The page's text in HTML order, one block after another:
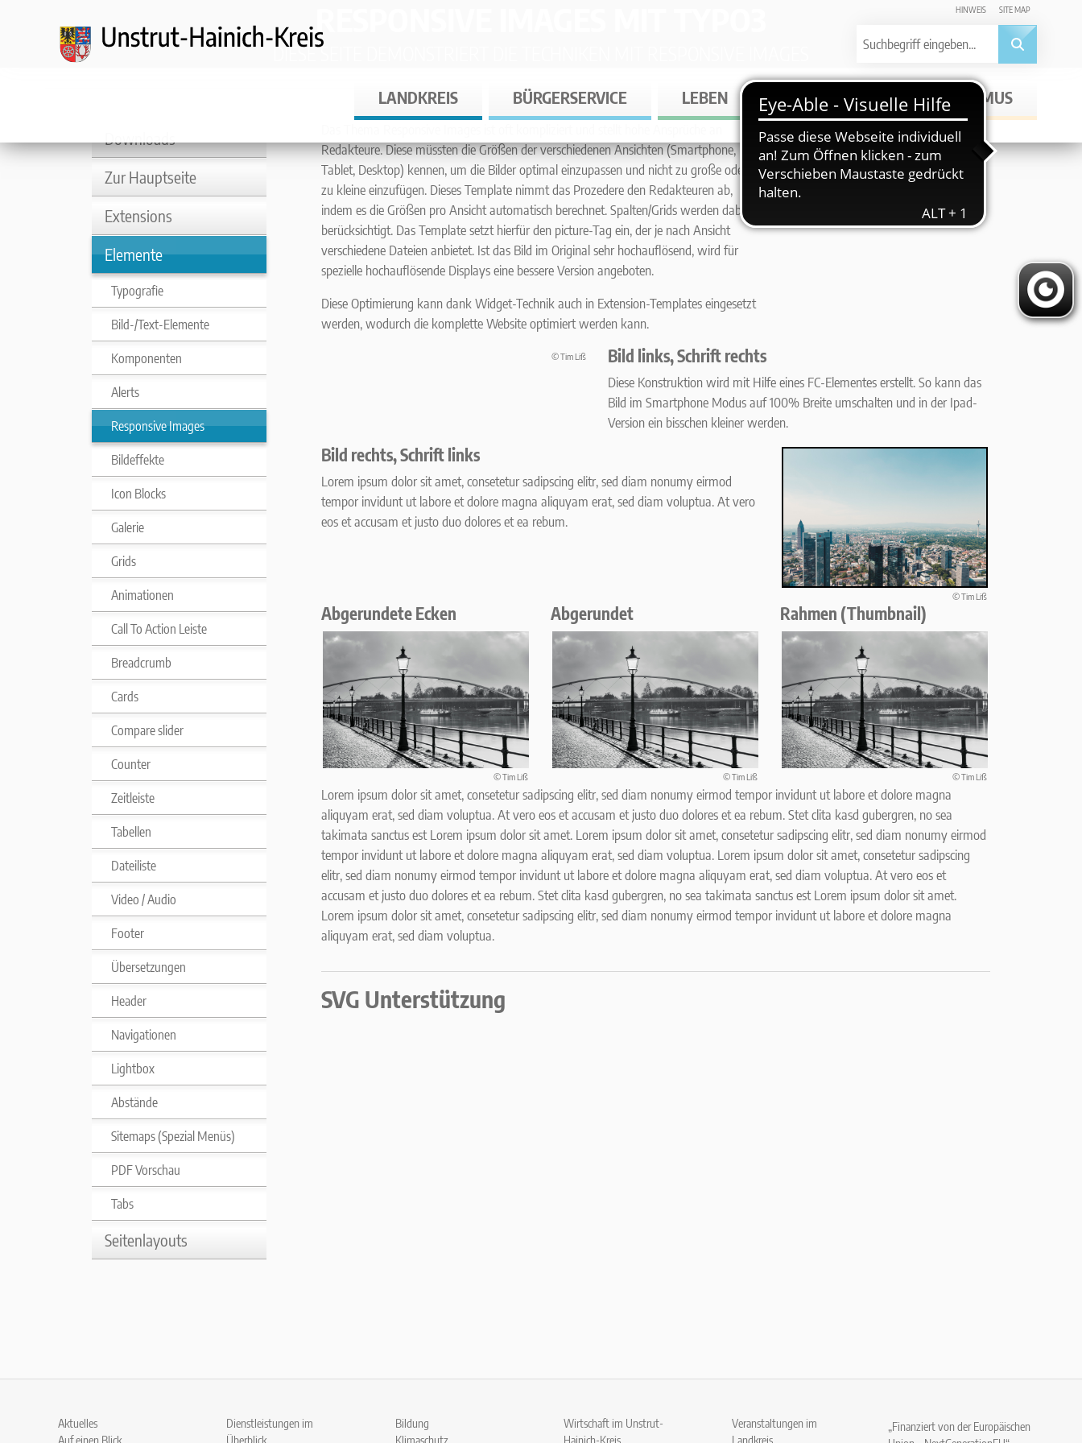
HINWEIS SITE MAP
LANDKREIS BÜRGERSERVICE LEBEN WIRTSCHAFT TOURISMUS
DIESE SEITE DEMONSTRIERT DIE TECHNIKEN MIT RESPONSIVE IMAGES
Redakteure. Diese müssten die Größen der verschiedenen Ansichten (Smartphone,
Tablet, Desktop) kennen, um die Bilder optimal einzupassen und nicht zu große oder
zu kleine einzufügen. Dieses Template nimmt das Prozedere den Redakteuren ab,
indem es die Größen pro Ansicht automatisch berechnet. Spalten/Grids werden dabei
berücksichtigt. Das Template setzt hierfür den picture-Tag ein, der je nach Ansicht
verschiedene Dateien anbietet. Ist das Bild im Original sehr hochauflösend, wird für
spezielle hochauflösende Displays eine bessere Version angeboten.
Diese Optimierung kann dank Widget-Technik auch in Extension-Templates eingesetzt
werden, wodurch die komplette Website optimiert werden kann.
Mehrfach gerendert und optimierte Bilddateien für
Ausgabegeräte pro Bild
© Tim Liß Bild links, Schrift rechts
Diese Konstruktion wird mit Hilfe eines FC-Elementes erstellt. So kann das
Bild im Smartphone Modus auf 100% Breite umschalten und in der Ipad-
Version ein bisschen kleiner werden.
Bild rechts, Schrift links
Lorem ipsum dolor sit amet, consetetur sadipscing elitr, sed diam nonumy eirmod
tempor invidunt ut labore et dolore magna aliquyam erat, sed diam voluptua. At vero
eos et accusam et justo duo dolores et ea rebum.
© Tim Liß
Abgerundete Ecken
© Tim Liß
Abgerundet
© Tim Liß
Rahmen (Thumbnail)
© Tim Liß
Lorem ipsum dolor sit amet, consetetur sadipscing elitr, sed diam nonumy eirmod tempor invidunt ut labore et dolore magna
aliquyam erat, sed diam voluptua. At vero eos et accusam et justo duo dolores et ea rebum. Stet clita kasd gubergren, no sea
takimata sanctus est Lorem ipsum dolor sit amet. Lorem ipsum dolor sit amet, consetetur sadipscing elitr, sed diam nonumy eirmod
tempor invidunt ut labore et dolore magna aliquyam erat, sed diam voluptua. Lorem ipsum dolor sit amet, consetetur sadipscing
elitr, sed diam nonumy eirmod tempor invidunt ut labore et dolore magna aliquyam erat, sed diam voluptua. At vero eos et
accusam et justo duo dolores et ea rebum. Stet clita kasd gubergren, no sea takimata sanctus est Lorem ipsum dolor sit amet.
Lorem ipsum dolor sit amet, consetetur sadipscing elitr, sed diam nonumy eirmod tempor invidunt ut labore et dolore magna
aliquyam erat, sed diam voluptua.
SVG Unterstützung
Downloads
Zur Hauptseite
Extensions
Elemente
Typografie
Bild-/Text-Elemente
Komponenten
Alerts
Responsive Images
Bildeffekte
Icon Blocks
Galerie
Grids
Animationen
Call To Action Leiste
Breadcrumb
Cards
Compare slider
Counter
Zeitleiste
Tabellen
Dateiliste
Video / Audio
Footer
Übersetzungen
Header
Navigationen
Lightbox
Abstände
Sitemaps (Spezial Menüs)
PDF Vorschau
Tabs
Seitenlayouts
Aktuelles
Auf einen Blick
Dienstleistungen im
Überblick
Bildung
Klimaschutz
Wirtschaft im Unstrut-
Hainich-Kreis
Veranstaltungen im
Landkreis
„Finanziert von der Europäischen